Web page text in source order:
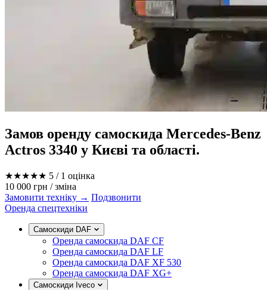
Замов оренду самоскида Mercedes-Benz
Actros 3340 у Києві та області.
★★★★★ 5 / 1 оцінка
10 000 грн / зміна
Замовити техніку → Подзвонити
Оренда спецтехніки
Самоскиди DAF
Оренда самоскида DAF CF
Оренда самоскида DAF LF
Оренда самоскида DAF XF 530
Оренда самоскида DAF XG+
Самоскиди Iveco